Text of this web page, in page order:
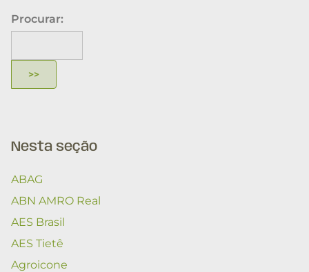
Procurar:
Nesta seção
ABAG
ABN AMRO Real
AES Brasil
AES Tietê
Agroicone